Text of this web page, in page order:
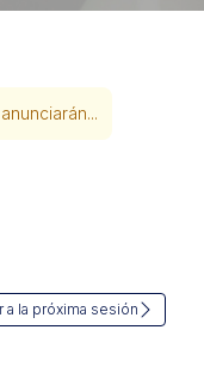
a la próxima sesión